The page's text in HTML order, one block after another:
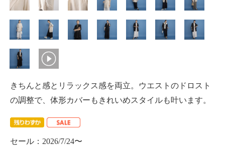
きちんと感とリラックス感を両立。ウエストのドロスト
の調整で、体形カバーもきれいめスタイルも叶います。
セール：2026/7/24〜